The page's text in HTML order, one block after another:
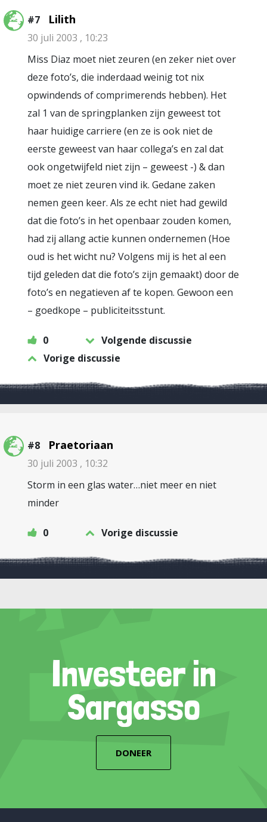
#7 Lilith
30 juli 2003 , 10:23
Miss Diaz moet niet zeuren (en zeker niet over
deze foto’s, die inderdaad weinig tot nix
opwindends of comprimerends hebben). Het
zal 1 van de springplanken zijn geweest tot
haar huidige carriere (en ze is ook niet de
eerste geweest van haar collega’s en zal dat
ook ongetwijfeld niet zijn – geweest -) & dan
moet ze niet zeuren vind ik. Gedane zaken
nemen geen keer. Als ze echt niet had gewild
dat die foto’s in het openbaar zouden komen,
had zij allang actie kunnen ondernemen (Hoe
oud is het wicht nu? Volgens mij is het al een
tijd geleden dat die foto’s zijn gemaakt) door de
foto’s en negatieven af te kopen. Gewoon een
– goedkope – publiciteitsstunt.
0
Volgende discussie
Vorige discussie
#8 Praetoriaan
30 juli 2003 , 10:32
Storm in een glas water…niet meer en niet
minder
0 Vorige discussie
Investeer in
Sargasso
DONEER